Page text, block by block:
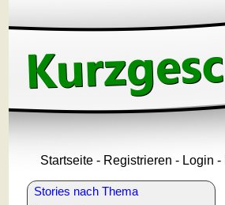
Startseite - Registrieren - Login -
Stories nach Thema